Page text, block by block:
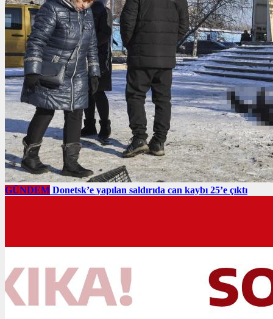
GÜNDEM Donetsk’e yapılan saldırıda can kaybı 25’e çıktı